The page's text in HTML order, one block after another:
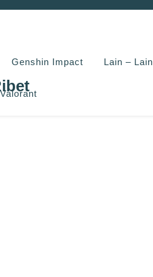
Genshin Impact Lain – Lain
Valorant